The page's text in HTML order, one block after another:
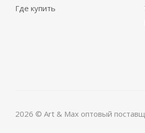
Где купить
2026 © Art & Max оптовый